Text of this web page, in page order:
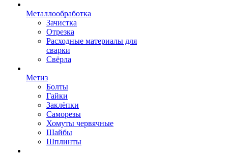
Металлообработка
Зачистка
Отрезка
Расходные материалы для
сварки
Свёрла
Метиз
Болты
Гайки
Заклёпки
Саморезы
Хомуты червячные
Шайбы
Шплинты